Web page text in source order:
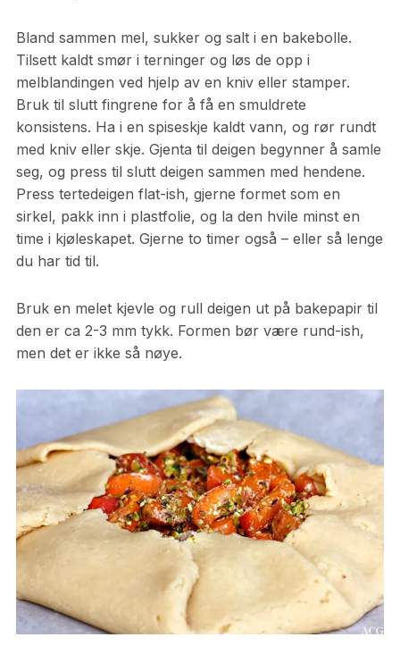
Bland sammen mel, sukker og salt i en bakebolle.
Tilsett kaldt smør i terninger og løs de opp i
melblandingen ved hjelp av en kniv eller stamper.
Bruk til slutt fingrene for å få en smuldrete
konsistens. Ha i en spiseskje kaldt vann, og rør rundt
med kniv eller skje. Gjenta til deigen begynner å samle
seg, og press til slutt deigen sammen med hendene.
Press tertedeigen flat-ish, gjerne formet som en
sirkel, pakk inn i plastfolie, og la den hvile minst en
time i kjøleskapet. Gjerne to timer også – eller så lenge
du har tid til.
Bruk en melet kjevle og rull deigen ut på bakepapir til
den er ca 2-3 mm tykk. Formen bør være rund-ish,
men det er ikke så nøye.